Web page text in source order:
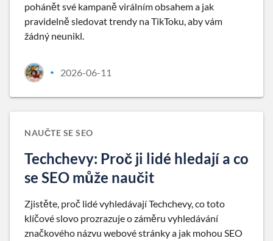
pohánět své kampaně virálním obsahem a jak
pravidelně sledovat trendy na TikToku, aby vám
žádný neunikl.
• 2026-06-11
NAUČTE SE SEO
Techchevy: Proč ji lidé hledají a co
se SEO může naučit
Zjistěte, proč lidé vyhledávají Techchevy, co toto
klíčové slovo prozrazuje o záměru vyhledávání
značkového názvu webové stránky a jak mohou SEO